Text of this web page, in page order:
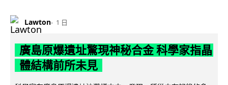
Lawton 1 日
廣島原爆遺址驚現神秘合金 科學家指晶
體結構前所未見